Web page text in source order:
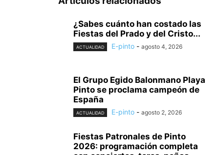
¿Sabes cuánto han costado las
Fiestas del Prado y del Cristo...
ACTUALIDAD E-pinto - agosto 4, 2026
El Grupo Egido Balonmano Playa
Pinto se proclama campeón de
España
ACTUALIDAD E-pinto - agosto 2, 2026
Fiestas Patronales de Pinto
2026: programación completa